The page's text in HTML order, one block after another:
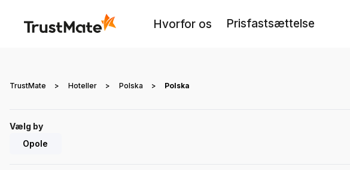
Hvorfor os Prisfastsættelse
TrustMate > Hoteller > Polska > Polska
Vælg by
Opole